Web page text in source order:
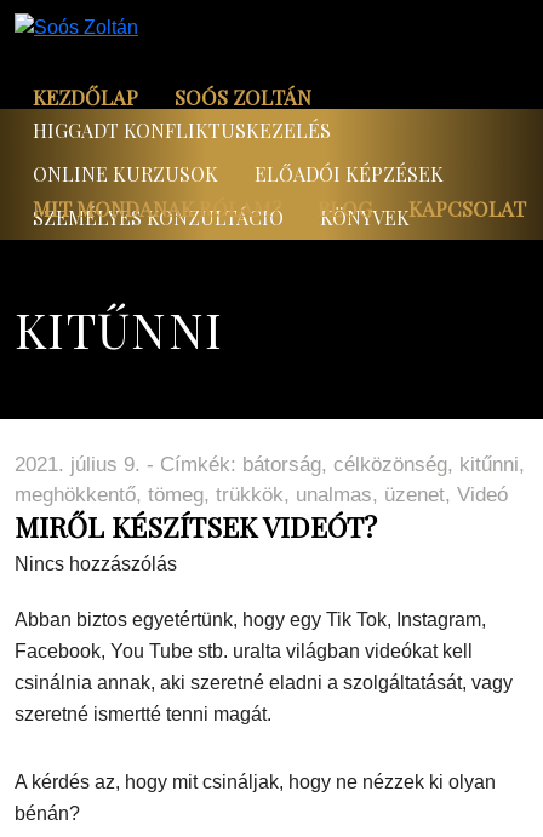
KEZDŐLAP SOÓS ZOLTÁN
MIT MONDANAK RÓLAM? BLOG KAPCSOLAT
HIGGADT KONFLIKTUSKEZELÉS
ONLINE KURZUSOK
ELŐADÓI KÉPZÉSEK
SZEMÉLYES KONZULTÁCIÓ
KÖNYVEK
KITŰNNI
2021. július 9. - Címkék: bátorság, célközönség, kitűnni,
meghökkentő, tömeg, trükkök, unalmas, üzenet, Videó
MIRŐL KÉSZÍTSEK VIDEÓT?
Nincs hozzászólás
Abban biztos egyetértünk, hogy egy Tik Tok, Instagram,
Facebook, You Tube stb. uralta világban videókat kell
csinálnia annak, aki szeretné eladni a szolgáltatását, vagy
szeretné ismertté tenni magát.
A kérdés az, hogy mit csináljak, hogy ne nézzek ki olyan
bénán?